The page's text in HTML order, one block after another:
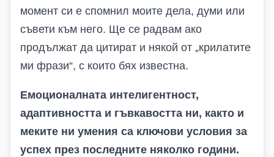
момент си е спомнил моите дела, думи или
съвети към него. Ще се радвам ако
продължат да цитират и някой от „крилатите
ми фрази“, с които бях известна.
Емоционалната интелигентност,
адаптивността и гъвкавостта ни, както и
меките ни умения са ключови условия за
успех през последните няколко години.